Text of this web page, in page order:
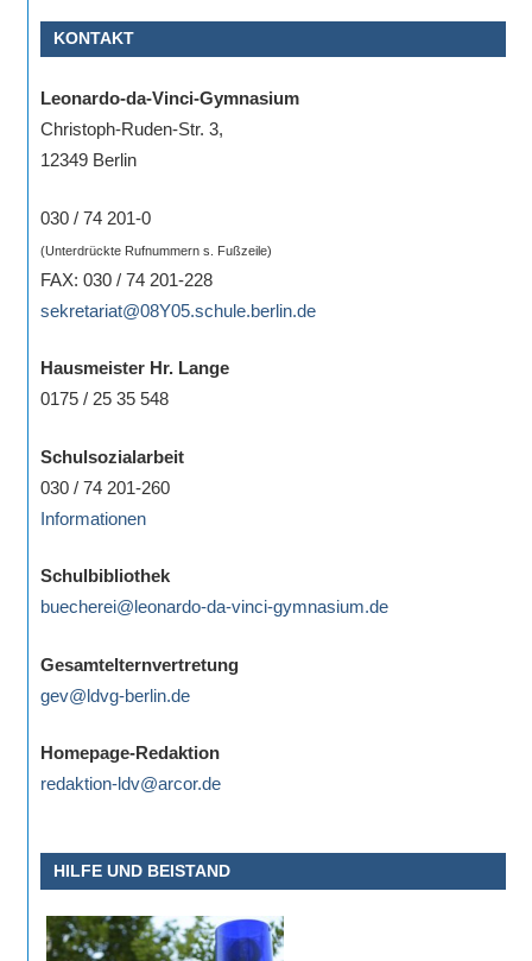
KONTAKT
Leonardo-da-Vinci-Gymnasium
Christoph-Ruden-Str. 3,
12349 Berlin
030 / 74 201-0
(Unterdrückte Rufnummern s. Fußzeile)
FAX: 030 / 74 201-228
sekretariat@08Y05.schule.berlin.de
Hausmeister Hr. Lange
0175 / 25 35 548
Schulsozialarbeit
030 / 74 201-260
Informationen
Schulbibliothek
buecherei@leonardo-da-vinci-gymnasium.de
Gesamtelternvertretung
gev@ldvg-berlin.de
Homepage-Redaktion
redaktion-ldv@arcor.de
HILFE UND BEISTAND